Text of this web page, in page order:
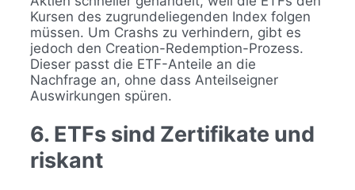
Kursen des zugrundeliegenden Index folgen
müssen. Um Crashs zu verhindern, gibt es
jedoch den Creation-Redemption-Prozess.
Dieser passt die ETF-Anteile an die
Nachfrage an, ohne dass Anteilseigner
Auswirkungen spüren.
6. ETFs sind Zertifikate und
riskant